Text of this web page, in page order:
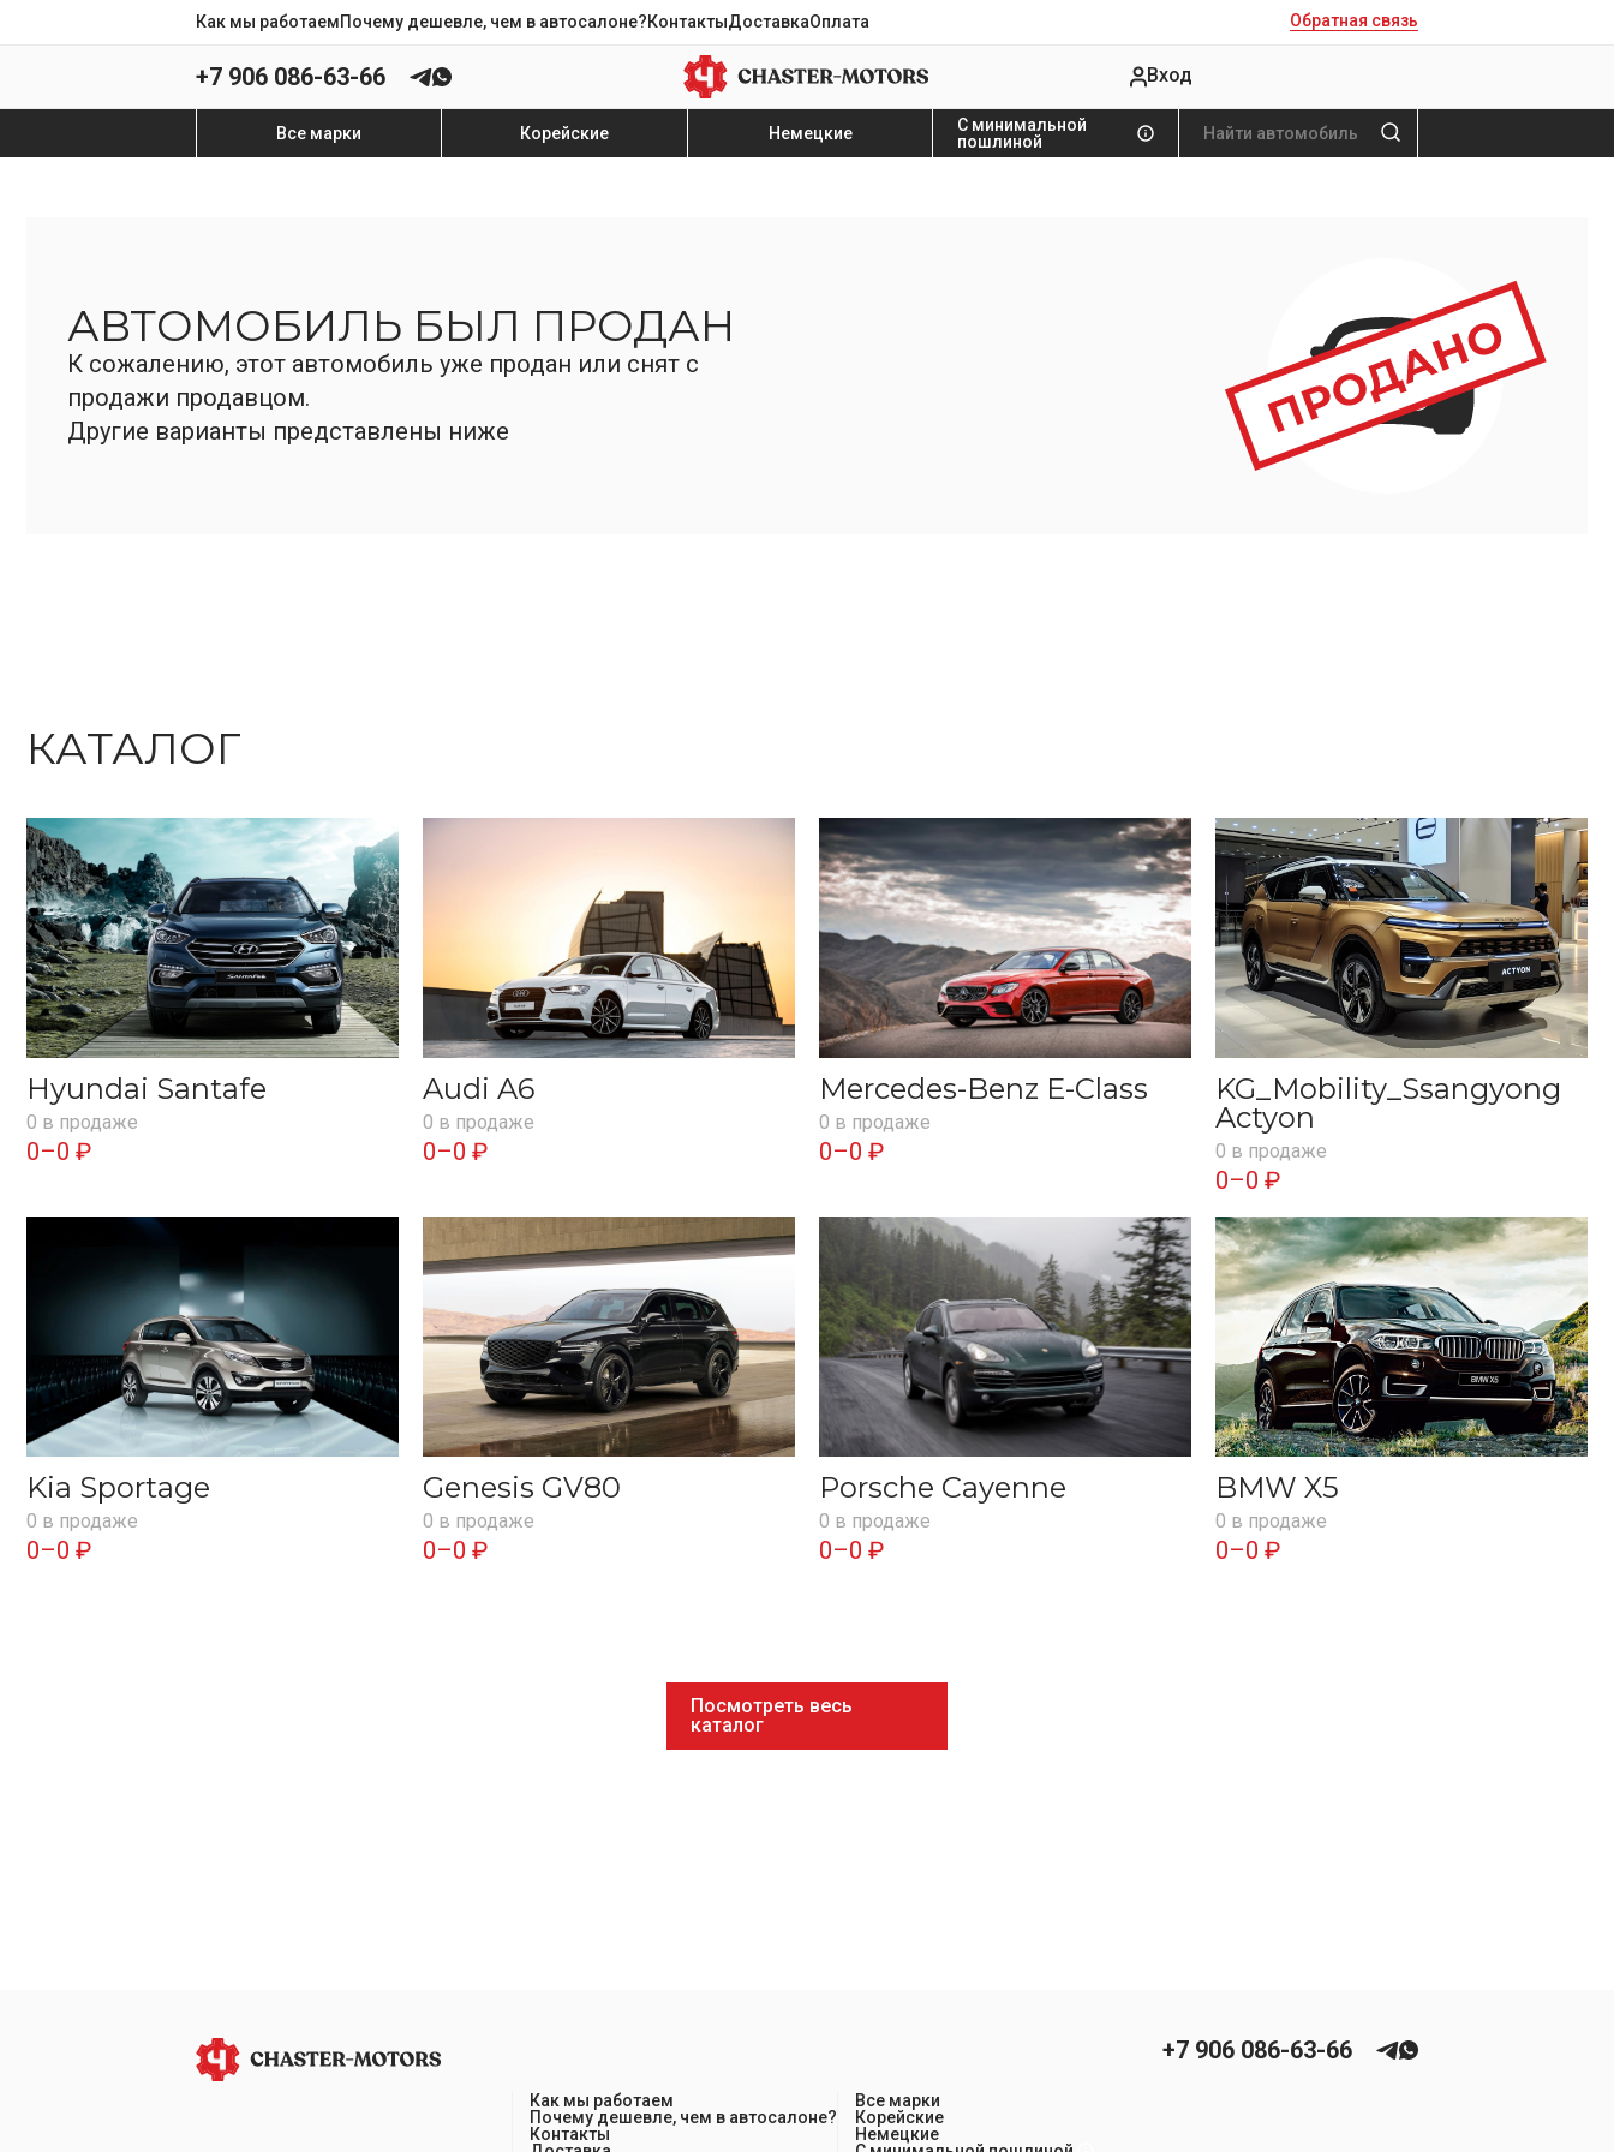
Как мы работаемПочему дешевле, чем в автосалоне?КонтактыДоставкаОплата Обратная связь
+7 906 086-63-66 Вход
Все марки Корейские Немецкие
С минимальной
пошлиной
АВТОМОБИЛЬ БЫЛ ПРОДАН
К сожалению, этот автомобиль уже продан или снят с
продажи продавцом.
Другие варианты представлены ниже
КАТАЛОГ
Hyundai Santafe
0 в продаже
0–0 ₽
Audi A6
0 в продаже
0–0 ₽
Mercedes-Benz E-Class
0 в продаже
0–0 ₽
KG_Mobility_Ssangyong
Actyon
0 в продаже
0–0 ₽
Kia Sportage
0 в продаже
0–0 ₽
Genesis GV80
0 в продаже
0–0 ₽
Porsche Cayenne
0 в продаже
0–0 ₽
BMW X5
0 в продаже
0–0 ₽
Посмотреть весь
каталог
Как мы работаем
Почему дешевле, чем в автосалоне?
Контакты
Все марки
Корейские
Немецкие
+7 906 086-63-66